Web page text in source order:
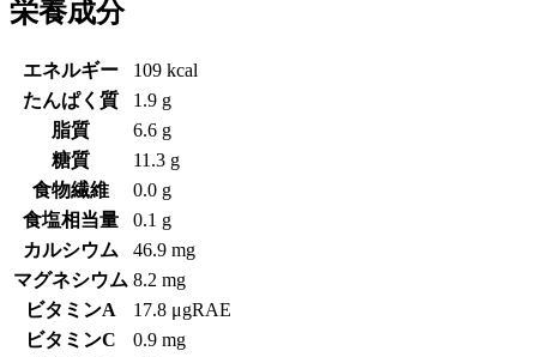
栄養成分
エネルギー
109 kcal
たんぱく質
1.9 g
脂質
6.6 g
糖質
11.3 g
食物繊維
0.0 g
食塩相当量
0.1 g
カルシウム
46.9 mg
マグネシウム 8.2 mg
ビタミンA
17.8 μgRAE
ビタミンC
0.9 mg